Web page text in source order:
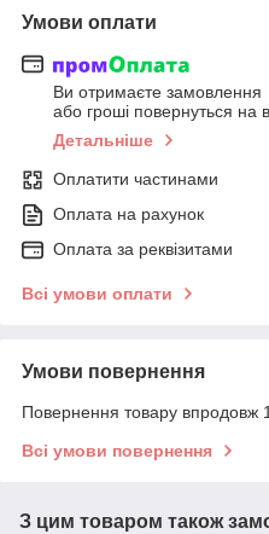
Умови оплати
Ви отримаєте замовлення
або гроші повернуться на
Детальніше
Оплатити частинами
Оплата на рахунок
Оплата за реквізитами
Всі умови оплати
Умови повернення
Повернення товару впродовж
Всі умови повернення
З цим товаром також